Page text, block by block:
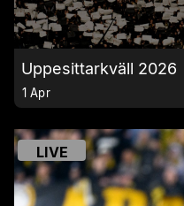
Uppesittarkväll 2026
1 Apr
LIVE